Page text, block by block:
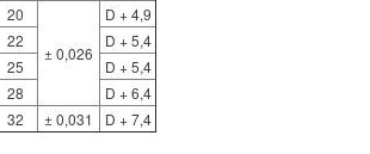
20
± 0,026
D + 4,9
22
D + 5,4
25
D + 5,4
28
D + 6,4
32 ± 0,031 D + 7,4